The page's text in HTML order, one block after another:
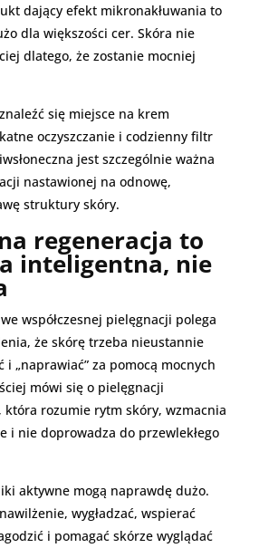
dający efekt mikronakłuwania to
dla większości cer. Skóra nie
dlatego, że zostanie mocniej
się miejsce na krem
oczyszczanie i codzienny filtr
jest szczególnie ważna
nastawionej na odnowę,
struktury skóry.
regeneracja to
inteligentna, nie
współczesnej pielęgnacji polega
że skórę trzeba nieustannie
i „naprawiać” za pomocą mocnych
mówi się o pielęgnacji
rozumie rytm skóry, wzmacnia
i nie doprowadza do przewlekłego
aktywne mogą naprawdę dużo.
wygładzać, wspierać
i pomagać skórze wyglądać